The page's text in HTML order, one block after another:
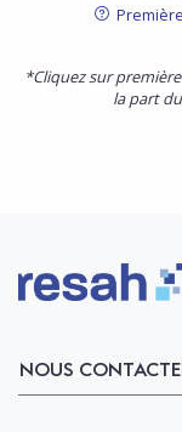
*Cliquez sur
la part
Logo Resah
NOUS